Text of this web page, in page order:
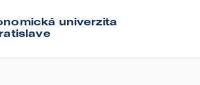
univerzita